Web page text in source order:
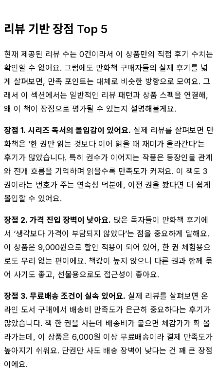
리뷰 기반 장점 Top 5
현재 제공된 리뷰 수는 0건이라서 이 상품만의 직접 후기 수치는
확인할 수 없어요. 그럼에도 만화책 구매자들의 실제 후기를 넓
게 살펴보면, 만족 포인트는 대체로 비슷한 방향으로 모여요. 그
래서 이 섹션에서는 일반적인 리뷰 패턴과 상품 스펙을 연결해,
왜 이 책이 장점으로 평가될 수 있는지 설명해볼게요.
장점 1. 시리즈 독서의 몰입감이 있어요. 실제 리뷰를 살펴보면 만
화책은 ‘한 권만 읽는 것보다 이어 읽을 때 재미가 올라간다’는
후기가 많았습니다. 특히 권수가 이어지는 작품은 등장인물 관계
와 전개 흐름을 기억하며 읽을수록 만족도가 커져요. 이 책도 3
권이라는 번호가 주는 연속성 덕분에, 이전 권을 봤다면 더 쉽게
몰입할 수 있어요.
장점 2. 가격 진입 장벽이 낮아요. 많은 독자들이 만화책 후기에
서 ‘생각보다 가격이 부담되지 않았다’는 점을 중요하게 말해요.
이 상품은 9,000원으로 할인 적용이 되어 있어, 한 권 체험용으
로도 무리 없는 편이에요. 책값이 높지 않으니 다른 권과 함께 묶
어 사기도 좋고, 선물용으로도 접근성이 좋아요.
장점 3. 무료배송 조건이 실속 있어요. 실제 리뷰를 살펴보면 온
라인 도서 구매에서 배송비 만족도가 은근히 중요하다는 후기가
많았습니다. 책 한 권을 사는데 배송비가 붙으면 체감가가 확 올
라가는데, 이 상품은 6,000원 이상 무료배송이라 결제 만족도가
높아지기 쉬워요. 단권만 사도 배송 장벽이 낮다는 건 꽤 큰 장점
이에요.